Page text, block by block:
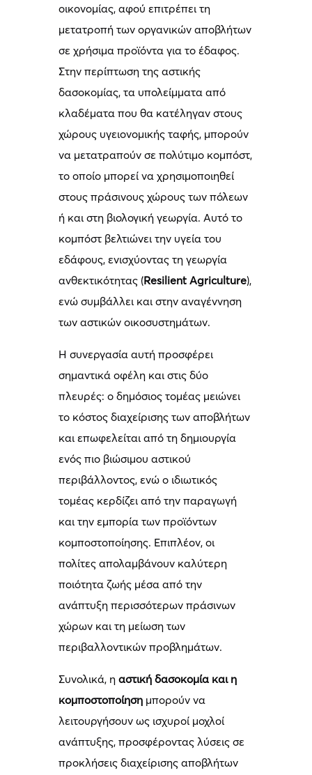
οικονομίας, αφού επιτρέπει τη
μετατροπή των οργανικών αποβλήτων
σε χρήσιμα προϊόντα για το έδαφος.
Στην περίπτωση της αστικής
δασοκομίας, τα υπολείμματα από
κλαδέματα που θα κατέληγαν στους
χώρους υγειονομικής ταφής, μπορούν
να μετατραπούν σε πολύτιμο κομπόστ,
το οποίο μπορεί να χρησιμοποιηθεί
στους πράσινους χώρους των πόλεων
ή και στη βιολογική γεωργία. Αυτό το
κομπόστ βελτιώνει την υγεία του
εδάφους, ενισχύοντας τη γεωργία
ανθεκτικότητας (Resilient Agriculture),
ενώ συμβάλλει και στην αναγέννηση
των αστικών οικοσυστημάτων.
Η συνεργασία αυτή προσφέρει
σημαντικά οφέλη και στις δύο
πλευρές: ο δημόσιος τομέας μειώνει
το κόστος διαχείρισης των αποβλήτων
και επωφελείται από τη δημιουργία
ενός πιο βιώσιμου αστικού
περιβάλλοντος, ενώ ο ιδιωτικός
τομέας κερδίζει από την παραγωγή
και την εμπορία των προϊόντων
κομποστοποίησης. Επιπλέον, οι
πολίτες απολαμβάνουν καλύτερη
ποιότητα ζωής μέσα από την
ανάπτυξη περισσότερων πράσινων
χώρων και τη μείωση των
περιβαλλοντικών προβλημάτων.
Συνολικά, ηαστική δασοκομία και η
κομποστοποίηση μπορούν να
λειτουργήσουν ως ισχυροί μοχλοί
ανάπτυξης, προσφέροντας λύσεις σε
προκλήσεις διαχείρισης αποβλήτων